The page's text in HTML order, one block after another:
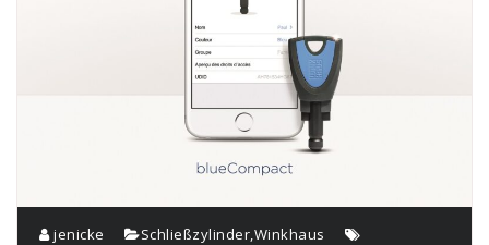
jenicke Schließzylinder,Winkhaus